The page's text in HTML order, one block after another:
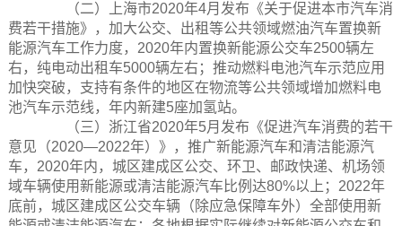
（二）上海市2020年4月发布《关于促进本市汽车消
费若干措施》，加大公交、出租等公共领域燃油汽车置换新
能源汽车工作力度，2020年内置换新能源公交车2500辆左
右，纯电动出租车5000辆左右；推动燃料电池汽车示范应用
加快突破，支持有条件的地区在物流等公共领域增加燃料电
池汽车示范线，年内新建5座加氢站。
（三）浙江省2020年5月发布《促进汽车消费的若干
意见（2020—2022年）》，推广新能源汽车和清洁能源汽
车，2020年内，城区建成区公交、环卫、邮政快递、机场领
域车辆使用新能源或清洁能源汽车比例达80%以上；2022年
底前，城区建成区公交车辆（除应急保障车外）全部使用新